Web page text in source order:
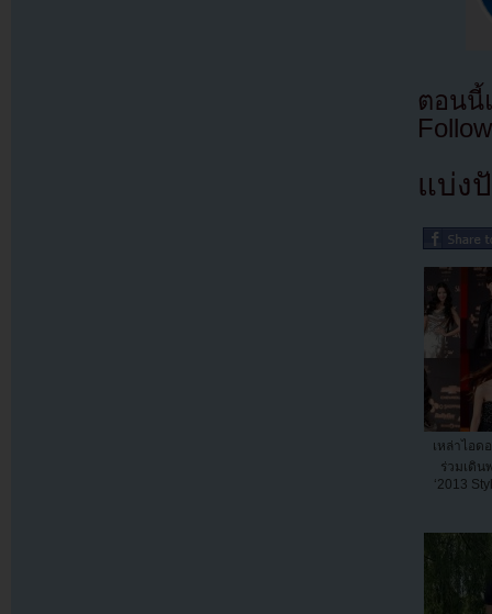
ตอนนี้
แบ่ง
เหล่าไอด
ร่วมเดิน
‘2013